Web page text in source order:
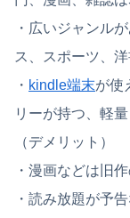
・広いジャンル
ス、スポーツ、
・ kindle端末が使
リーが持つ、軽量
（デメリット）
・漫画などは旧
・読み放題が予